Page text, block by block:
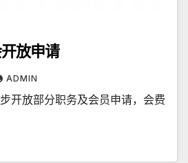
放申请
ADMIN
开放部分职务及会员申请，会费